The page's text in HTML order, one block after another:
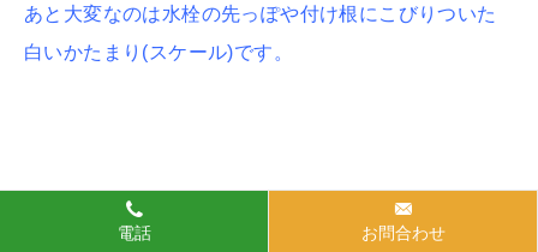
あと大変なのは水栓の先っぽや付け根にこびりついた
白いかたまり(スケール)です。
ナイロンタワシなどでこすっても落ちない場合は、ス
電話 お問合わせ